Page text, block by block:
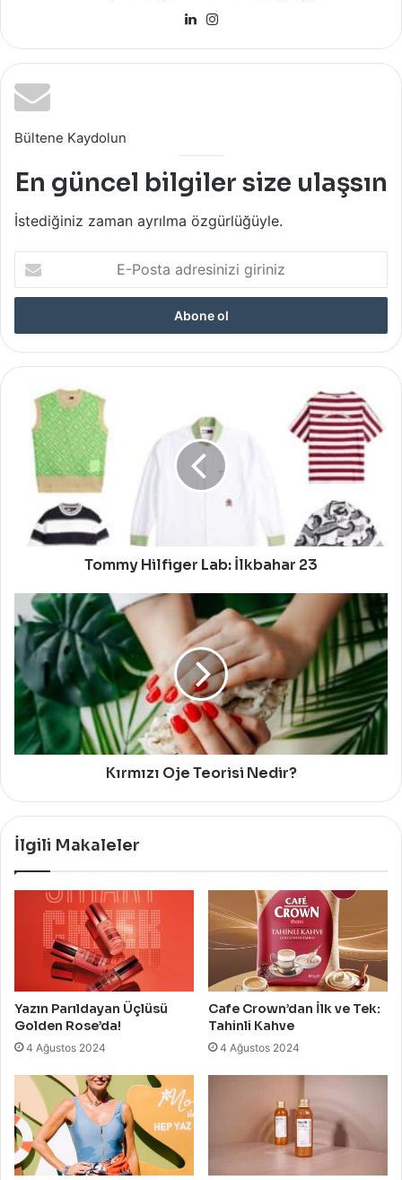
LinkedIn
Bültene Kaydolun
En güncel bilgiler size ulaşsın
İstediğiniz zaman ayrılma özgürlüğüyle.
Posta
adresinizi
Tommy
Hilfiger
Lab:
İlkbahar
Tommy Hilfiger Lab: İlkbahar 23
Kırmızı
Oje
Teorisi
Nedir?
Kırmızı Oje Teorisi Nedir?
İlgili Makaleler
Yazın Parıldayan Üçlüsü
Golden Rose’da!
4 Ağustos 2024
Cafe Crown’dan İlk ve Tek:
Tahinli Kahve
4 Ağustos 2024